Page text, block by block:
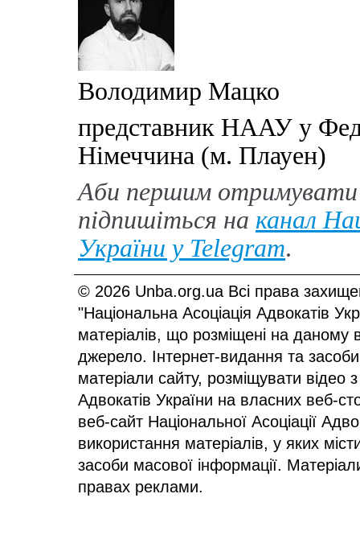
Володимир Мацко
представник НААУ у
Німеччина (м. Плауен)
Аби першим отримувати
підпишіться на канал
України у Telegram.
© 2026 Unba.org.ua Всі права
"Національна Асоціація Адвокатів
матеріалів, що розміщені на даному
джерело. Інтернет-видання та
матеріали сайту, розміщувати відео
Адвокатів України на власних веб-
веб-сайт Національної Асоціації
використання матеріалів, у яких
засоби масової інформації.
правах реклами.